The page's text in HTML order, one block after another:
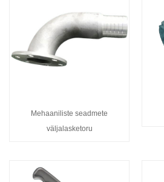
Mehaaniliste seadmete
väljalasketoru